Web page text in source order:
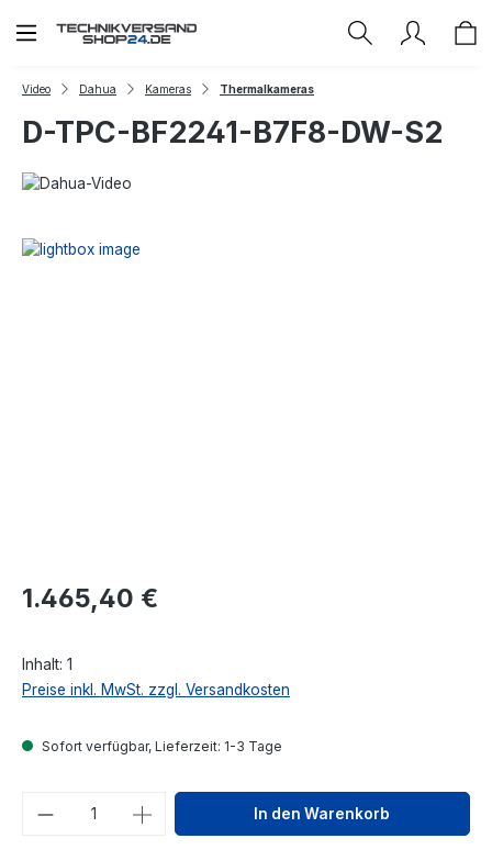
Zum Hauptinhalt springen
Video Dahua Kameras Thermalkameras
D-TPC-BF2241-B7F8-DW-S2
Regulärer Preis:
1.465,40 €
Inhalt: 1
Preise inkl. MwSt. zzgl. Versandkosten
Sofort verfügbar, Lieferzeit: 1-3 Tage
Produkt Anzahl: Gib denIn den Warenkorb